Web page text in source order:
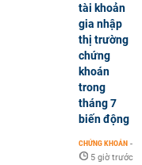
tài khoản
gia nhập
thị trường
chứng
khoán
trong
tháng 7
biến động
CHỨNG KHOÁN -
5 giờ trước